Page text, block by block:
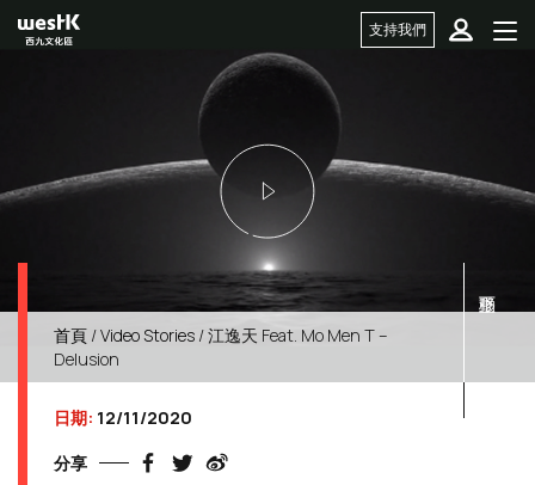
支持我們
首頁 /Video Stories / 江逸天 Feat. Mo Men T –
Delusion
日期: 12/11/2020
分享